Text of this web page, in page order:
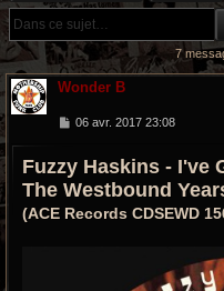
7
Wonder B
M
s
a
g
e
06 avr. 2017 23:08
Fuzzy Haskins - I've
The Westbound
(ACE Records CDSEWD